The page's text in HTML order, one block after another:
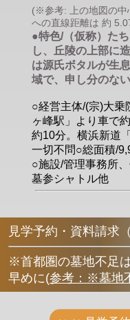
(※参考: 上の地図の中
への直線距離は 約
●特色/（仮称）た
し、丘陵の上部に
は源氏ボタルが生
域で、申し分のな
○経営主体/(宗)大乗
ヶ峰駅」より車で
約10分。横浜新道
一切不問○総面積/
○施設/管理事務所
墓参シャトル他
見学予約・資料請求
※首都圏の墓地不足
早めに(参考：※墓地